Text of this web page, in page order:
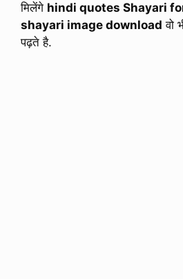
मिलेंगे hindi quotes Shayari
shayari image download वो
पढ़ते है.